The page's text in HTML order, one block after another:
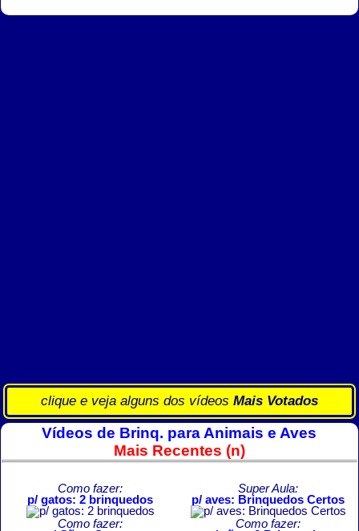
clique e veja alguns dos vídeos Mais Votados
Vídeos de Brinq. para Animais e Aves
Mais Recentes (n)
Como fazer:
p/ gatos: 2 brinquedos
Super Aula:
p/ aves: Brinquedos Certos
Como fazer:
Como fazer: